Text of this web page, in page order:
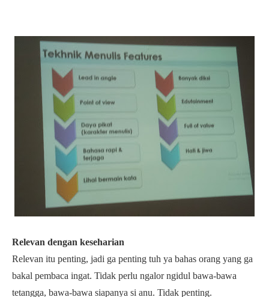
Relevan dengan keseharian
Relevan itu penting, jadi ga penting tuh ya bahas orang yang ga
bakal pembaca ingat. Tidak perlu ngalor ngidul bawa-bawa
tetangga, bawa-bawa siapanya si anu. Tidak penting.